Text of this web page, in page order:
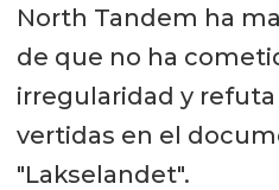
North Tandem ha
de que no ha
irregularidad y
vertidas en el
"Lakselandet".